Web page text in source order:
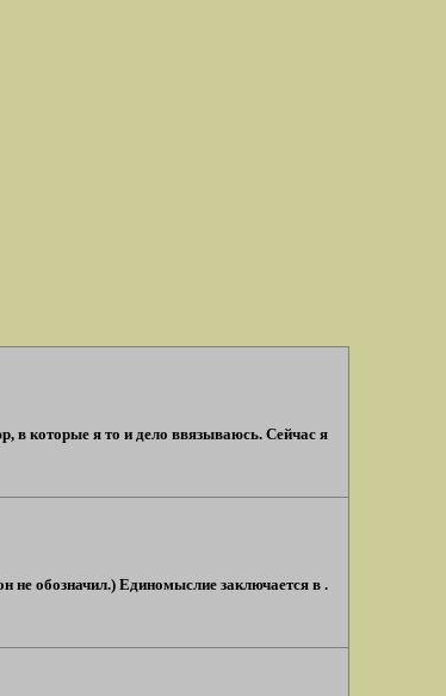
в которые я то и дело ввязываюсь. Сейчас я
обозначил.) Единомыслие заключается в .